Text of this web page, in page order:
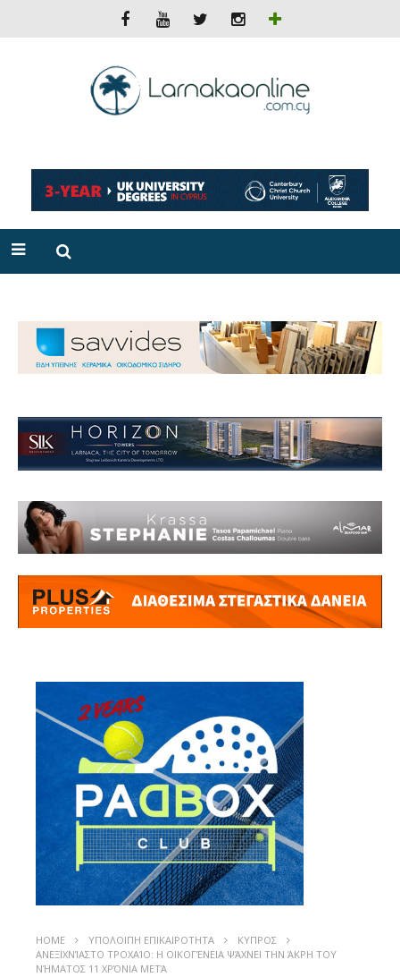
HOME ΥΠΟΛΟΙΠΗ ΕΠΙΚΑΙΡΟΤΗΤΑ
ΚΥΠΡΟΣ
ΑΝΕΞΙΧΝΊΑΣΤΟ ΤΡΟΧΑΊΟ: Η ΟΙΚΟΓΈΝΕΙΑ ΨΆΧΝΕΙ ΤΗΝ ΆΚΡΗ ΤΟΥ
ΝΉΜΑΤΟΣ 11 ΧΡΌΝΙΑ ΜΕΤΆ